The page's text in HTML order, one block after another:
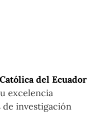
del Ecuador
excelencia
de investigación